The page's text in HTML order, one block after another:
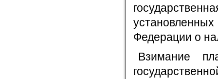
Федерации о
Взимание